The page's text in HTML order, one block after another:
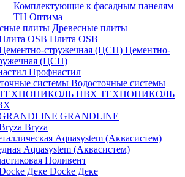
Комплектующие к фасадным панелям
ТН Оптима
Древесные плиты
Плита OSB
Цементно-
(ЦСП)
Профнастил
Водосточные системы
ТЕХНОНИКОЛЬ
GRANDLINE
Bryza
Aquasystem (Аквасистем)
Aquasystem (Аквасистем)
Поливент
Docke Деке